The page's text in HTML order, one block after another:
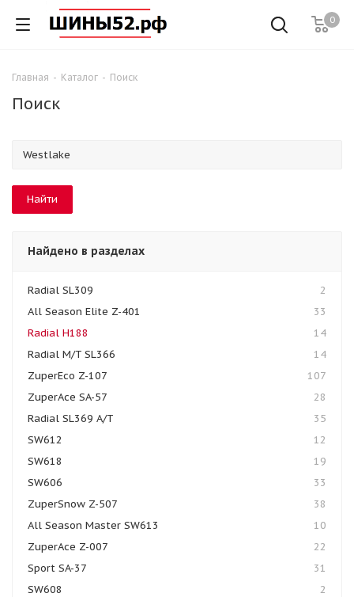
0
Главная - Каталог - Поиск
Поиск
Найдено в разделах
Radial SL309
2
All Season Elite Z-401
33
Radial H188
14
Radial M/T SL366
14
ZuperEco Z-107
107
ZuperAce SA-57
28
Radial SL369 A/T
35
SW612
12
SW618
19
SW606
33
ZuperSnow Z-507
38
All Season Master SW613
10
ZuperAce Z-007
22
Sport SA-37
31
SW608
2